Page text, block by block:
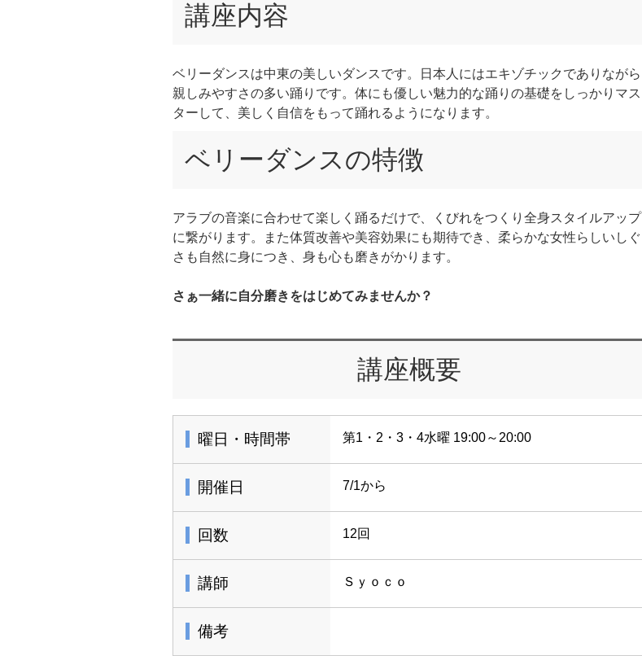
講座内容
ベリーダンスは中東の美しいダンスです。日本人にはエキゾチックでありながら
親しみやすさの多い踊りです。体にも優しい魅力的な踊りの基礎をしっかりマス
ターして、美しく自信をもって踊れるようになります。
ベリーダンスの特徴
アラブの音楽に合わせて楽しく踊るだけで、くびれをつくり全身スタイルアップ
に繋がります。また体質改善や美容効果にも期待でき、柔らかな女性らしいしぐ
さも自然に身につき、身も心も磨きがかります。
さぁ一緒に自分磨きをはじめてみませんか？
講座概要
曜日・時間帯 第1・2・3・4水曜 19:00～20:00
開催日 7/1から
回数 12回
講師 Ｓｙｏｃｏ
備考